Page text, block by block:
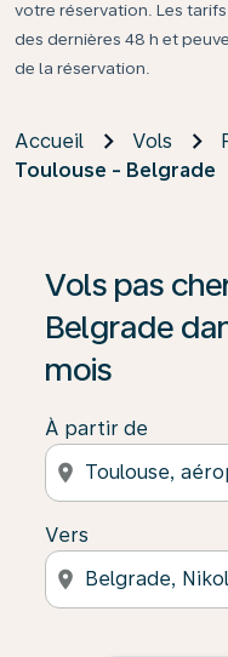
votre réservation. Les
des dernières 48 h et
de la réservation.
Accueil Vols
Toulouse - Belgrade
Vols pas
Belgrade
mois
À partir de
location_on
Vers
location_on